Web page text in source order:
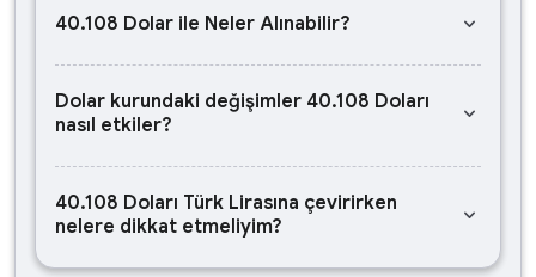
40.108 Dolar ile Neler Alınabilir? keyboard_arrow_down
Dolar kurundaki değişimler 40.108 Doları
nasıl etkiler?
keyboard_arrow_down
40.108 Doları Türk Lirasına çevirirken
nelere dikkat etmeliyim?
keyboard_arrow_down